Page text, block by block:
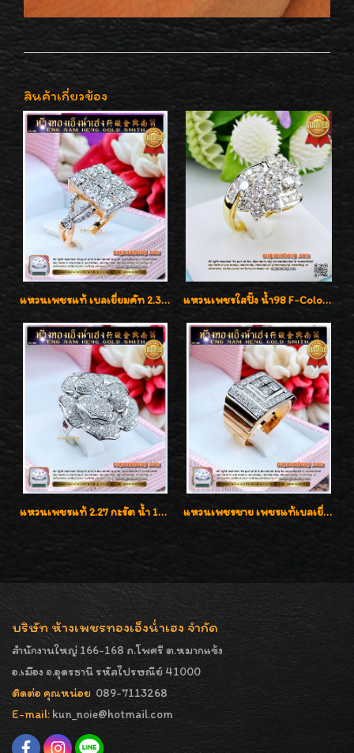
สินค้าเกี่ยวข้อง
แหวนเพชรแท้ เบลเยี่ยมคัท 2.39 กะรัต น้ำ 98 F-Color/VVS ดีไซน์หน้ากว้างหรูเต็มนิ้ว แหวนเพชรใสปิ๊ง น้ำ98 F-Color/VVS1 น้ำหนักเพชรรวม 2.56 กะรัต ใส่เต็มนิ้วเพชรเป็นน้ำเป็นเนื้อสวยมากๆค่ะ
แหวนเพชรแท้ 2.27 กะรัต น้ำ 100% เบลเยี่ยมคัท ลวดลายดอกกุหลาบหรู แหวนเพชรชาย เพชรแท้เบลเยี่ยมคัท น้ำ100% D-Color/VVS 2.46 กะรัต
บริษัท ห้างเพชรทองเอ็งน่ำเฮง จำกัด
สำนักงานใหญ่ 166-168 ถ.โพศรี ต.หมากแข้ง
อ.เมือง จ.อุดรธานี รหัสไปรษณีย์ 41000
ติดต่อ คุณหน่อย 089-7113268
E-mail: kun_noie@hotmail.com